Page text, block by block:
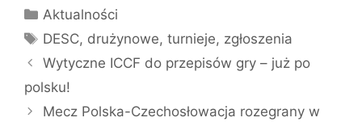
Kategorie
Aktualności
Tagi
DESC, drużynowe,turnieje, zgłoszenia
Wytyczne ICCF do przepisów gry – już po
polsku!
Mecz Polska-Czechosłowacja rozegrany w